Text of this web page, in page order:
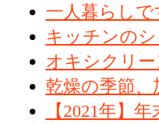
一人暮らし
キッチンの
オキシクリ
乾燥の季節、
【2021年】